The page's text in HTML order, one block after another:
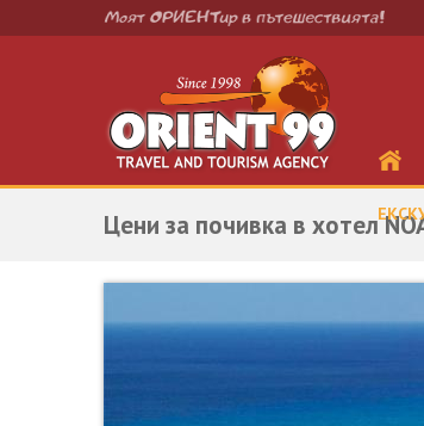
Цени за почивка в хотел